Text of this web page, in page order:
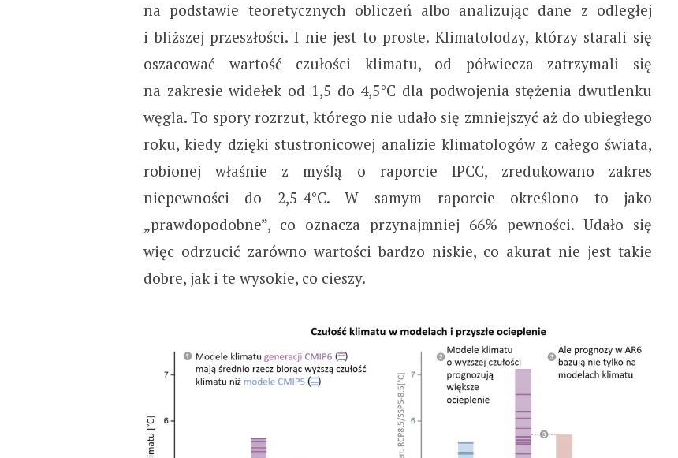
na podstawie teoretycznych obliczeń albo analizując dane z odległej
i bliższej przeszłości. I nie jest to proste. Klimatolodzy, którzy starali się
oszacować wartość czułości klimatu, od półwiecza zatrzymali się
na zakresie widełek od 1,5 do 4,5°C dla podwojenia stężenia dwutlenku
węgla. To spory rozrzut, którego nie udało się zmniejszyć aż do ubiegłego
roku, kiedy dzięki stustronicowej analizie klimatologów z całego świata,
robionej właśnie z myślą o raporcie IPCC, zredukowano zakres
niepewności do 2,5-4°C. W samym raporcie określono to jako
„prawdopodobne”, co oznacza przynajmniej 66% pewności. Udało się
więc odrzucić zarówno wartości bardzo niskie, co akurat nie jest takie
dobre, jak i te wysokie, co cieszy.